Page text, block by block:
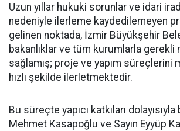
Uzun yıllar hukuki sorunlar ve idari
nedeniyle ilerleme kaydedilemeyen
gelinen noktada, İzmir Büyükşehir
bakanlıklar ve tüm kurumlarla gerekli
sağlamış; proje ve yapım süreçlerini
hızlı şekilde ilerletmektedir.
Bu süreçte yapıcı katkıları dolayısıyla
Mehmet Kasapoğlu ve Sayın Eyyüp